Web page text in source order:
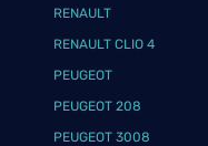
RENAULT
RENAULT CLIO 4
PEUGEOT
PEUGEOT 208
PEUGEOT 3008